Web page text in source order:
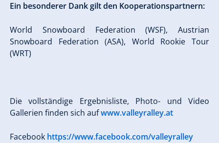
Ein besonderer Dank gilt den Kooperationspartnern:
World Snowboard Federation (WSF), Austrian
Snowboard Federation (ASA), World Rookie Tour
(WRT)
Die vollständige Ergebnisliste, Photo- und Video
Gallerien finden sich aufwww.valleyralley.at
Facebook https://www.facebook.com/valleyralley